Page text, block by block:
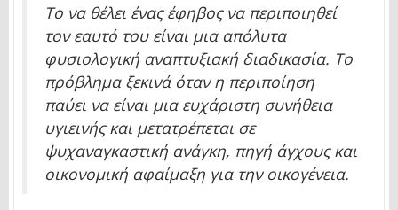
Το να θέλει ένας έφηβος να περιποιηθεί
τον εαυτό του είναι μια απόλυτα
φυσιολογική αναπτυξιακή διαδικασία. Το
πρόβλημα ξεκινά όταν η περιποίηση
παύει να είναι μια ευχάριστη συνήθεια
υγιεινής και μετατρέπεται σε
ψυχαναγκαστική ανάγκη, πηγή άγχους και
οικονομική αφαίμαξη για την οικογένεια.